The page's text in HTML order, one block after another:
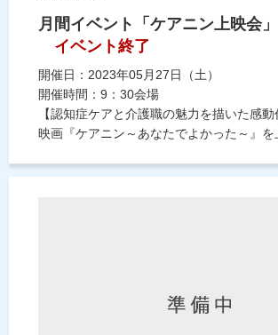
月間イベント「ケアニン上映会」
イベント終了
開催日：2023年05月27日（土）
開催時間：9：30会場
【認知症ケアと介護職の魅力を描いた感動
映画『ケアニン～あなたでよかった～』を